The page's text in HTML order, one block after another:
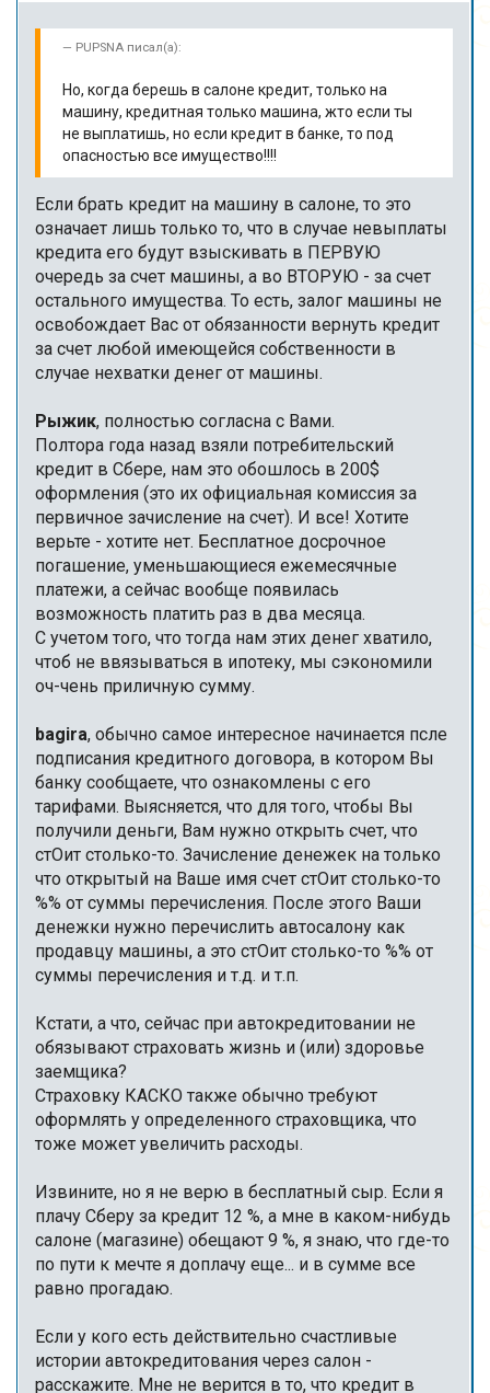
PUPSNA писал(а):
Но, когда берешь в салоне кредит, только на
машину, кредитная только машина, жто если ты
не выплатишь, но если кредит в банке, то под
опасностью все имущество!!!!
Если брать кредит на машину в салоне, то это
означает лишь только то, что в случае невыплаты
кредита его будут взыскивать в ПЕРВУЮ
очередь за счет машины, а во ВТОРУЮ - за счет
остального имущества. То есть, залог машины не
освобождает Вас от обязанности вернуть кредит
за счет любой имеющейся собственности в
случае нехватки денег от машины.
Рыжик, полностью согласна с Вами.
Полтора года назад взяли потребительский
кредит в Сбере, нам это обошлось в 200$
оформления (это их официальная комиссия за
первичное зачисление на счет). И все! Хотите
верьте - хотите нет. Бесплатное досрочное
погашение, уменьшающиеся ежемесячные
платежи, а сейчас вообще появилась
возможность платить раз в два месяца.
С учетом того, что тогда нам этих денег хватило,
чтоб не ввязываться в ипотеку, мы сэкономили
оч-чень приличную сумму.
bagira, обычно самое интересное начинается псле
подписания кредитного договора, в котором Вы
банку сообщаете, что ознакомлены с его
тарифами. Выясняется, что для того, чтобы Вы
получили деньги, Вам нужно открыть счет, что
стОит столько-то. Зачисление денежек на только
что открытый на Ваше имя счет стОит столько-то
%% от суммы перечисления. После этого Ваши
денежки нужно перечислить автосалону как
продавцу машины, а это стОит столько-то %% от
суммы перечисления и т.д. и т.п.
Кстати, а что, сейчас при автокредитовании не
обязывают страховать жизнь и (или) здоровье
заемщика?
Страховку КАСКО также обычно требуют
оформлять у определенного страховщика, что
тоже может увеличить расходы.
Извините, но я не верю в бесплатный сыр. Если я
плачу Сберу за кредит 12 %, а мне в каком-нибудь
салоне (магазине) обещают 9 %, я знаю, что где-то
по пути к мечте я доплачу еще... и в сумме все
равно прогадаю.
Если у кого есть действительно счастливые
истории автокредитования через салон -
расскажите. Мне не верится в то, что кредит в